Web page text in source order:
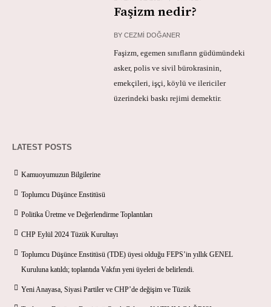
Faşizm nedir?
BYCEZMI DOĞANER
Faşizm, egemen sınıfların güdümündeki
asker, polis ve sivil bürokrasinin,
emekçileri, işçi, köylü ve ilericiler
üzerindeki baskı rejimi demektir.
LATEST POSTS
Kamuoyumuzun Bilgilerine
Toplumcu Düşünce Enstitüsü
Politika Üretme ve Değerlendirme Toplantıları
CHP Eylül 2024 Tüzük Kurultayı
Toplumcu Düşünce Enstitüsü (TDE) üyesi olduğu FEPS’in yıllık GENEL
Kuruluna katıldı; toplantıda Vakfın yeni üyeleri de belirlendi.
Yeni Anayasa, Siyasi Partiler ve CHP’de değişim ve Tüzük